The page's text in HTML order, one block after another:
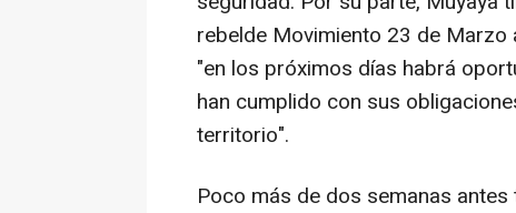
rebelde Movimiento 23 de
"en los próximos días habrá
han cumplido con sus
territorio".
Poco más de dos semanas